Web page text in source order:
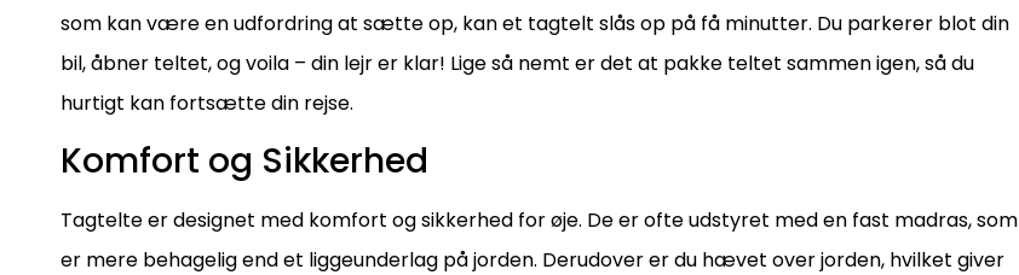
som kan være en udfordring at sætte op, kan et tagtelt slås op på få minutter. Du parkerer blot din
bil, åbner teltet, og voila – din lejr er klar! Lige så nemt er det at pakke teltet sammen igen, så du
hurtigt kan fortsætte din rejse.
Komfort og Sikkerhed
Tagtelte er designet med komfort og sikkerhed for øje. De er ofte udstyret med en fast madras, som
er mere behagelig end et liggeunderlag på jorden. Derudover er du hævet over jorden, hvilket giver